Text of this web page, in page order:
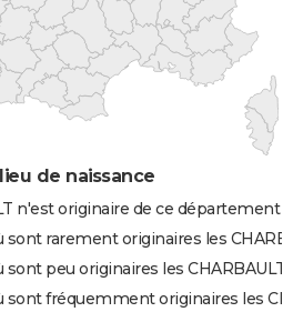
de naissance
n'est originaire de ce département
rarement originaires les
peu originaires les CHARBAULT
fréquemment originaires les